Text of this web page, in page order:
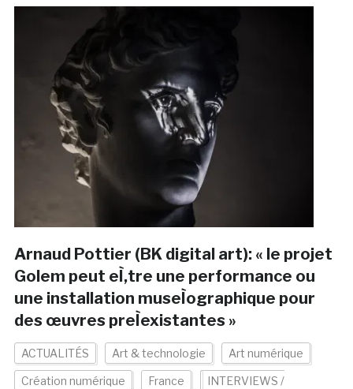
Arnaud Pottier (BK digital art): « le projet
Golem peut eÌ‚tre une performance ou
une installation museÌographique pour
des œuvres preÌexistantes »
ACTUALITÉS Art & technologie Art numérique
Création numérique France INTERVIEWS /